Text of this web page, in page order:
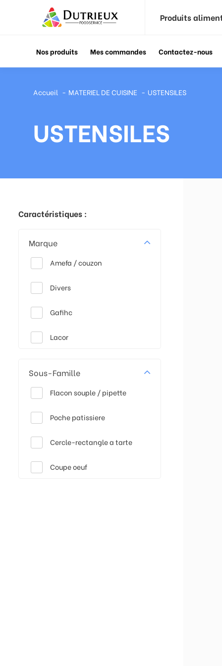
Produits
Nos produits Mes commandes Contactez-nous
Accueil MATERIEL DE CUISINE USTENSILES
USTENSILES
Caractéristiques :
Marque
Amefa / couzon
Divers
Gafihc
Lacor
Sous-Famille
Flacon souple / pipette
Poche patissiere
Cercle-rectangle a tarte
Coupe oeuf